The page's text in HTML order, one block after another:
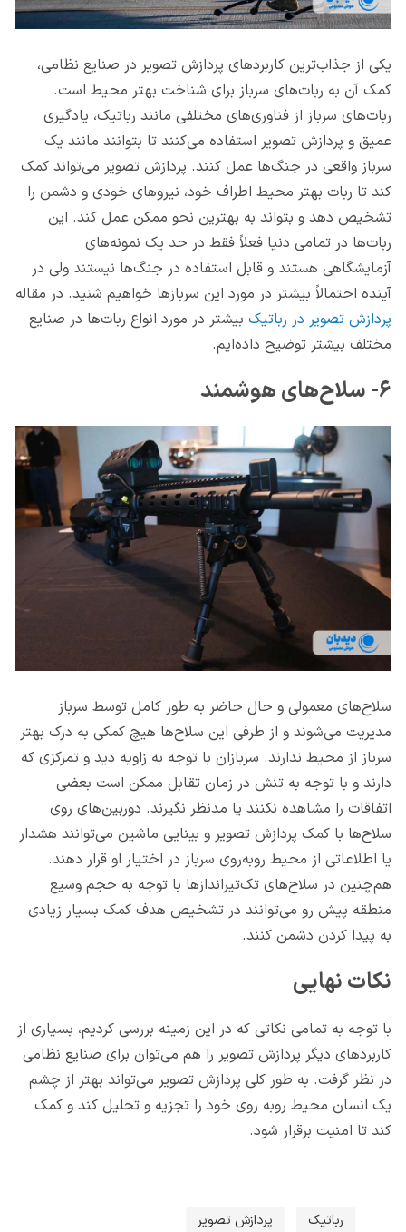
یکی از جذاب‌ترین کاربردهای پردازش تصویر در صنایع نظامی،
کمک آن به ربات‌های سرباز برای شناخت بهتر محیط است.
ربات‌های سرباز از فناوری‌های مختلفی مانند رباتیک، یادگیری
عمیق و پردازش تصویر استفاده می‌کنند تا بتوانند مانند یک
سرباز واقعی در جنگ‌ها عمل کنند. پردازش تصویر می‌تواند کمک
کند تا ربات بهتر محیط اطراف خود، نیروهای خودی و دشمن را
تشخیص دهد و بتواند به بهترین نحو ممکن عمل کند. این
ربات‌ها در تمامی دنیا فعلاً فقط در حد یک نمونه‌های
آزمایشگاهی هستند و قابل استفاده در جنگ‌ها نیستند ولی در
آینده احتمالاً بیشتر در مورد این سربازها خواهیم شنید. در مقاله
پردازش تصویر در رباتیک بیشتر در مورد انواع ربات‌ها در صنایع
مختلف بیشتر توضیح داده‌ایم.
۶- سلاح‌های هوشمند
سلاح‌های معمولی و حال حاضر به طور کامل توسط سرباز
مدیریت می‌شوند و از طرفی این سلاح‌ها هیچ کمکی به درک بهتر
سرباز از محیط ندارند. سربازان با توجه به زاویه دید و تمرکزی که
دارند و با توجه به تنش در زمان تقابل ممکن است بعضی
اتفاقات را مشاهده نکنند یا مدنظر نگیرند. دوربین‌های روی
سلاح‌ها با کمک پردازش تصویر و بینایی ماشین می‌توانند هشدار
یا اطلاعاتی از محیط روبه‌روی سرباز در اختیار او قرار دهند.
هم‌چنین در سلاح‌های تک‌تیرانداز‌ها با توجه به حجم وسیع
منطقه پیش رو می‌توانند در تشخیص هدف کمک بسیار زیادی
به پیدا کردن دشمن کنند.
نکات نهایی
با توجه به تمامی نکاتی که در این زمینه بررسی کردیم، بسیاری از
کاربردهای دیگر پردازش تصویر را هم می‌توان برای صنایع نظامی
در نظر گرفت. به طور کلی پردازش تصویر می‌تواند بهتر از چشم
یک انسان محیط روبه روی خود را تجزیه و تحلیل کند و کمک
کند تا امنیت برقرار شود.
رباتیک پردازش تصویر